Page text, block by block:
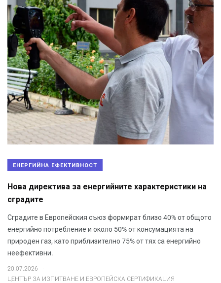
ЕНЕРГИЙНА ЕФЕКТИВНОСТ
Нова директива за енергийните характеристики на
сградите
Сградите в Европейския съюз формират близо 40% от общото
енергийно потребление и около 50% от консумацията на
природен газ, като приблизително 75% от тях са енергийно
неефективни.
20.07.2026
.
ЦЕНТЪР ЗА ИЗПИТВАНЕ И ЕВРОПЕЙСКА СЕРТИФИКАЦИЯ